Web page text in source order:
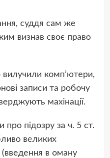
суддя сам же
визнав своє право
вилучили комп’ютери,
записи та робочу
махінації.
про підозру за ч. 5 ст.
великих
(введення в оману